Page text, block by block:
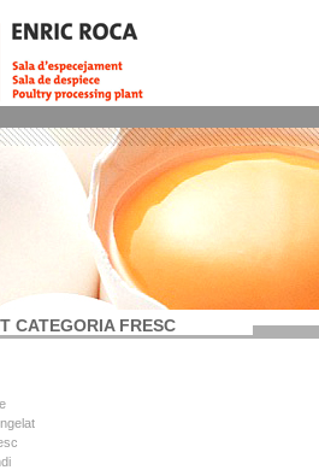
CATEGORIA FRESC